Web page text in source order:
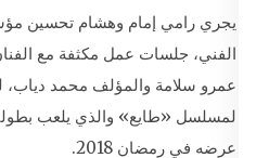
يجري رامي إمام وهشام تحسين
الفني، جلسات عمل مكثفة مع
عمرو سلامة والمؤلف محمد
لمسلسل «طايع» والذي يلعب
عرضه في رمضان 2018.